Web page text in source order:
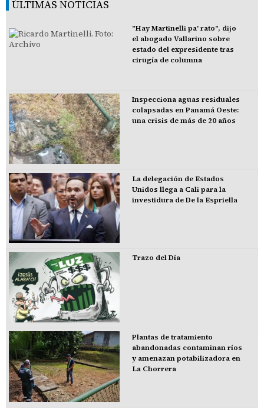
ÚLTIMAS NOTICIAS
"Hay Martinelli pa' rato", dijo
el abogado Vallarino sobre
estado del expresidente tras
cirugía de columna
Inspecciona aguas residuales
colapsadas en Panamá Oeste:
una crisis de más de 20 años
La delegación de Estados
Unidos llega a Cali para la
investidura de De la Espriella
Trazo del Día
Plantas de tratamiento
abandonadas contaminan ríos
y amenazan potabilizadora en
La Chorrera